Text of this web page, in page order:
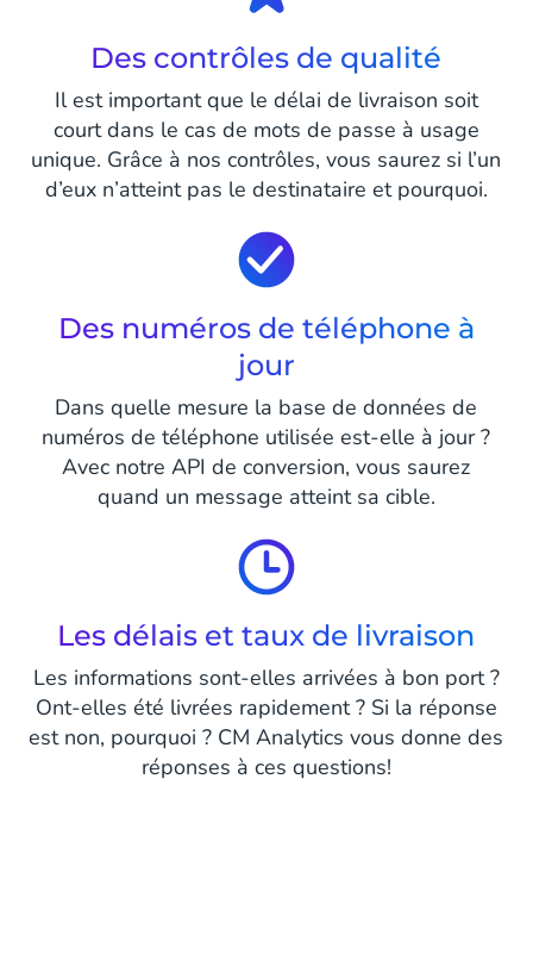
Des contrôles de qualité
Il est important que le délai de livraison soit
court dans le cas de mots de passe à usage
unique. Grâce à nos contrôles, vous saurez si l’un
d’eux n’atteint pas le destinataire et pourquoi.
Des numéros de téléphone à
jour
Dans quelle mesure la base de données de
numéros de téléphone utilisée est-elle à jour ?
Avec notre API de conversion, vous saurez
quand un message atteint sa cible.
Les délais et taux de livraison
Les informations sont-elles arrivées à bon port ?
Ont-elles été livrées rapidement ? Si la réponse
est non, pourquoi ? CM Analytics vous donne des
réponses à ces questions!